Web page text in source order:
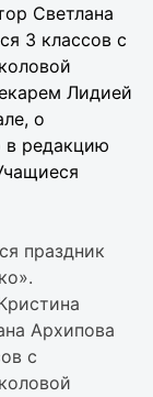
Светлана
3 классов с
Лидией
о
в редакцию
праздник
Архипова
с